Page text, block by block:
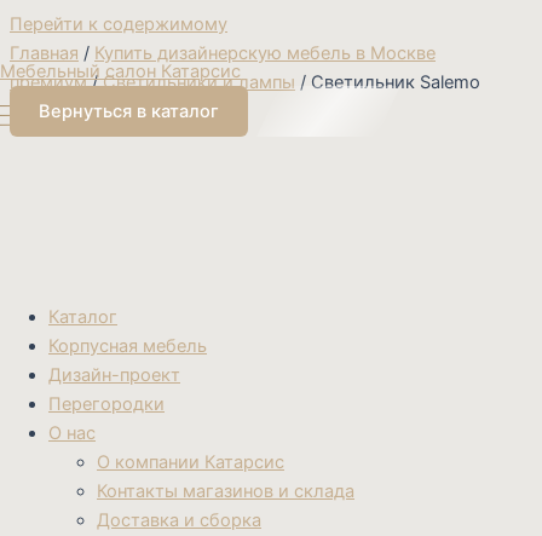
Перейти к содержимому
Мебельный салон Катарсис
Каталог
Корпусная мебель
Дизайн-проект
Перегородки
О нас
О компании Катарсис
Контакты магазинов и склада
Доставка и сборка
Главная / Купить дизайнерскую мебель в Москве
премиум/Светильники и лампы / Светильник Salemo
Вернуться в каталог